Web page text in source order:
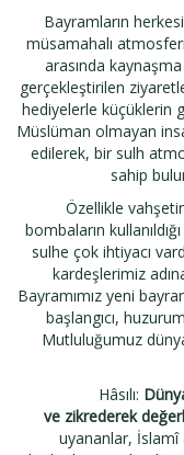
Bayramların
müsamahalı
arasında
gerçekleştirilen
hediyelerle küçüklerin
Müslüman olmayan
edilerek, bir sulh
sahip
Özellikle
bombaların
sulhe çok ihtiyacı
kardeşlerimiz
Bayramımız yeni
başlangıcı,
Mutluluğumuz
Hâsılı:
ve zikrederek
uyananlar, İslamî